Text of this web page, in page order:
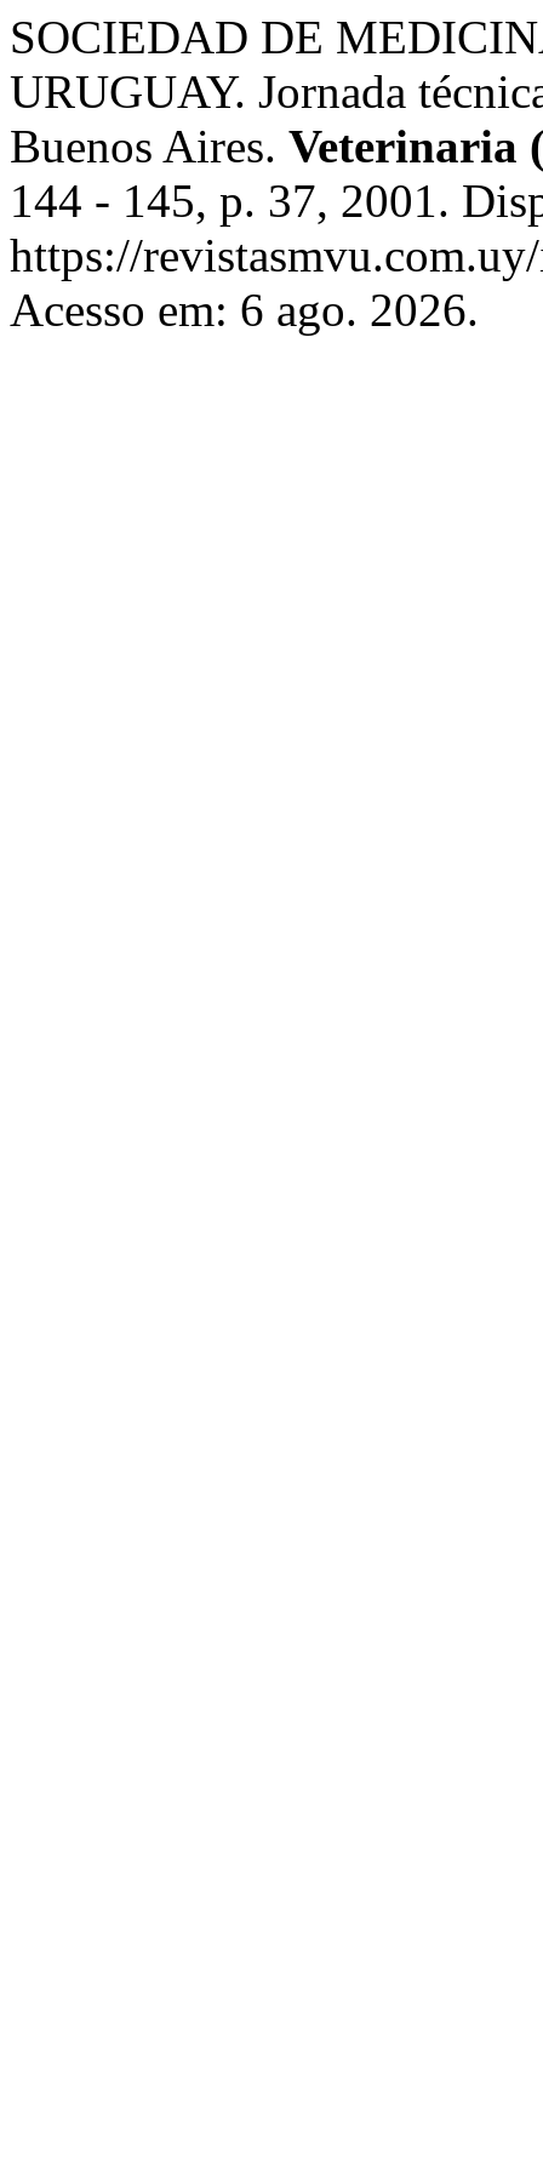
SOCIEDAD DE
URUGUAY. Jornada
Buenos Aires. Veterinaria
144 - 145, p. 37, 2001.
https://
Acesso em: 6 ago. 2026.